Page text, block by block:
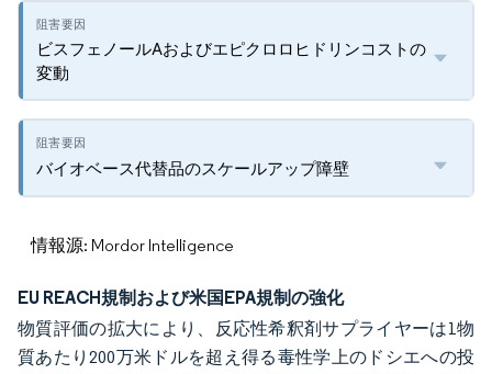
ビスフェノールAおよびエピクロロヒドリンコストの
変動
バイオベース代替品のスケールアップ障壁
情報源: Mordor Intelligence
EU REACH規制および米国EPA規制の強化
物質評価の拡大により、反応性希釈剤サプライヤーは1物
質あたり200万米ドルを超え得る毒性学上のドシエへの投